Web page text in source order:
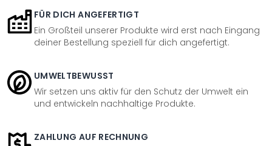
FÜR DICH ANGEFERTIGT
Ein Großteil unserer Produkte wird erst nach Eingang
deiner Bestellung speziell für dich angefertigt.
UMWELTBEWUSST
Wir setzen uns aktiv für den Schutz der Umwelt ein
und entwickeln nachhaltige Produkte.
ZAHLUNG AUF RECHNUNG